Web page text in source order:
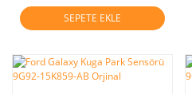
SEPETE EKLE